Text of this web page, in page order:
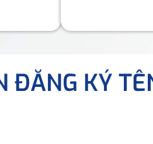
ĐĂNG KÝ